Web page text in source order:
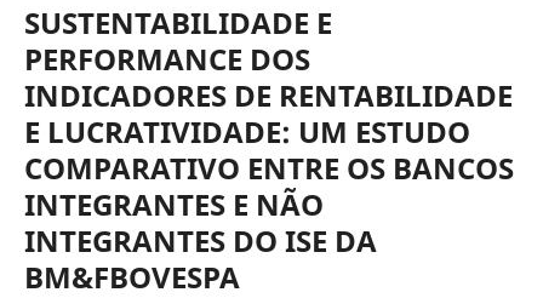
SUSTENTABILIDADE E
PERFORMANCE DOS
INDICADORES DE RENTABILIDADE
E LUCRATIVIDADE: UM ESTUDO
COMPARATIVO ENTRE OS BANCOS
INTEGRANTES E NÃO
INTEGRANTES DO ISE DA
BM&FBOVESPA